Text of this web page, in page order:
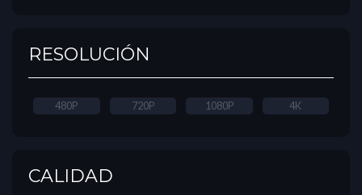
RESOLUCIÓN
480P 720P 1080P 4K
CALIDAD